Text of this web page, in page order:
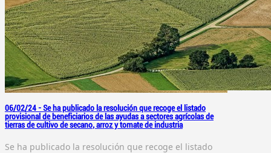
06/02/24 - Se ha publicado la resolución que recoge el listado
provisional de beneficiarios de las ayudas a sectores agrícolas de
tierras de cultivo de secano, arroz y tomate de industria
Se ha publicado la resolución que recoge el listado